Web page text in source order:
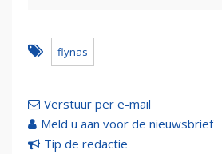
flynas
Verstuur per e-mail
Meld u aan voor de nieuwsbrief
Tip de redactie